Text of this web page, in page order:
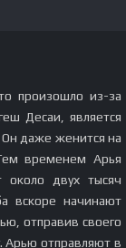
произошло из-за
Десаи, является
Он даже женится на
временем Арья
около двух тысяч
вскоре начинают
отправив своего
Арью отправляют в